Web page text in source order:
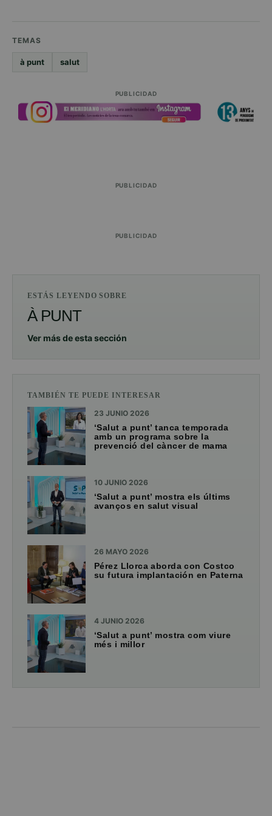
TEMAS
à punt salut
PUBLICIDAD
PUBLICIDAD
PUBLICIDAD
ESTÁS LEYENDO SOBRE
À PUNT
Ver más de esta sección
TAMBIÉN TE PUEDE INTERESAR
23 JUNIO 2026
‘Salut a punt’ tanca temporada
amb un programa sobre la
prevenció del càncer de mama
10 JUNIO 2026
‘Salut a punt’ mostra els últims
avanços en salut visual
26 MAYO 2026
Pérez Llorca aborda con Costco
su futura implantación en Paterna
4 JUNIO 2026
‘Salut a punt’ mostra com viure
més i millor